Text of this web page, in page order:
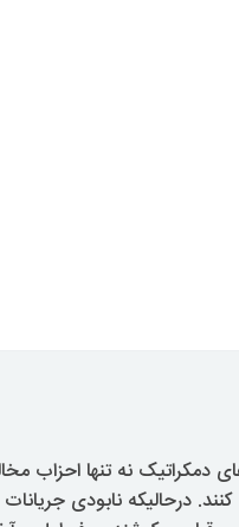
نه تنها احزاب
درحالیکه نابودی